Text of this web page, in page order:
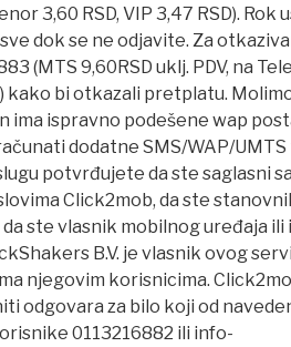
3,60 RSD, VIP 3,47 RSD). Rok
dok se ne odjavite. Za
(MTS 9,60RSD uklj. PDV, na
kako bi otkazali pretplatu.
ima ispravno podešene wap
dodatne SMS/WAP/
potvrđujete da ste saglasni
Click2mob, da ste
ste vlasnik mobilnog uređaja ili
B.V. je vlasnik ovog
njegovim korisnicima.
odgovara za bilo koji od
0113216882 ili info-